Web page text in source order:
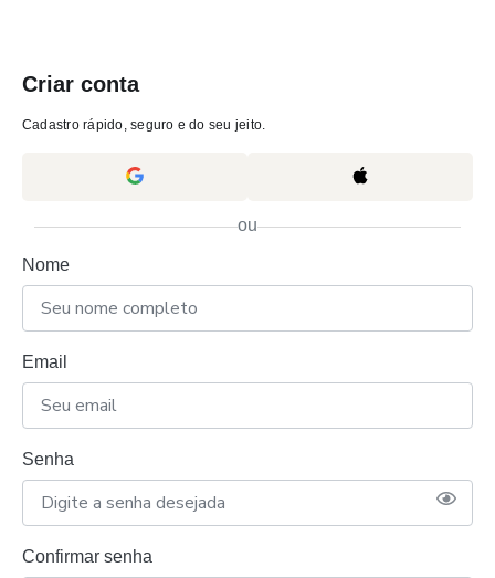
Criar conta
Cadastro rápido, seguro e do seu jeito.
ou
Nome
Email
Senha
Confirmar senha